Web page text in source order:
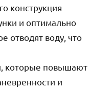
конструкция
и оптимально
отводят воду, что
которые повышают
и